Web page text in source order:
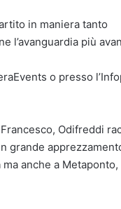
in maniera tanto
l’avanguardia più
o presso
Odifreddi
grande
anche a Metaponto,